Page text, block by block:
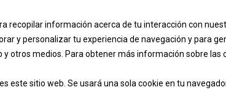
recopilar información acerca de tu interacción con
y personalizar tu experiencia de navegación y para
otros medios. Para obtener más información sobre las
este sitio web. Se usará una sola cookie en tu
CONÓCENOSSERVICIOS MOVILIDAD Y